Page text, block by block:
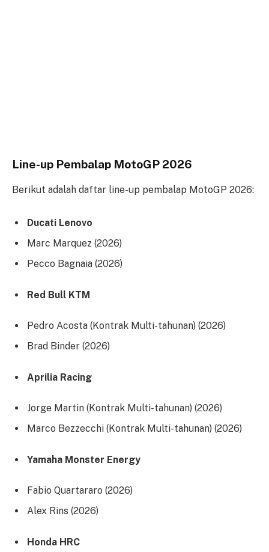
Line-up Pembalap MotoGP 2026
Berikut adalah daftar line-up pembalap MotoGP 2026:
Ducati Lenovo
Marc Marquez (2026)
Pecco Bagnaia (2026)
Red Bull KTM
Pedro Acosta (Kontrak Multi-tahunan) (2026)
Brad Binder (2026)
Aprilia Racing
Jorge Martin (Kontrak Multi-tahunan) (2026)
Marco Bezzecchi (Kontrak Multi-tahunan) (2026)
Yamaha Monster Energy
Fabio Quartararo (2026)
Alex Rins (2026)
Honda HRC